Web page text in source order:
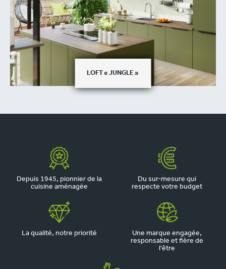
LOFT « JUNGLE »
Depuis 1945, pionnier de la
cuisine aménagée
Du sur-mesure qui
respecte votre budget
La qualité, notre priorité
Une marque engagée,
responsable et fière de
l'être